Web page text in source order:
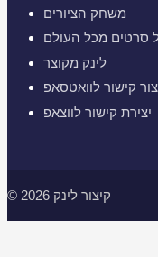
משחק הציורים
סרטים מכל העולם
לינק מקוצר
קישור לוואטסאפ
יצירת קישור לווצאפ
© 2026 קיצור לינק